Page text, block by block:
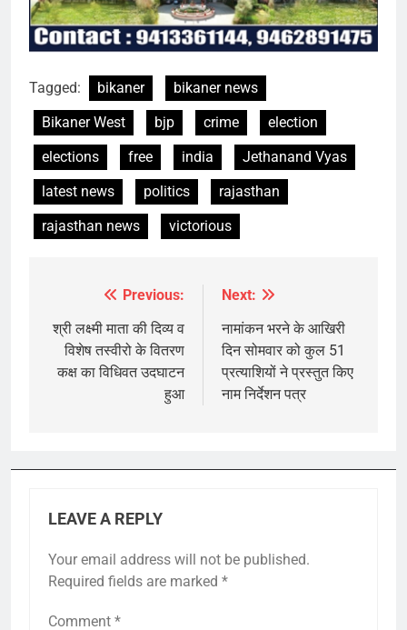
Tagged: bikaner
bikaner news
Bikaner West
bjp crime
election
elections
free india
Jethanand Vyas
latest news
politics
rajasthan
rajasthan news
victorious
navigation
Previous:
श्री लक्ष्मी माता की दिव्य व
विशेष तस्वीरो के वितरण
कक्ष का विधिवत उदघाटन
हुआ
Next:
नामांकन भरने के आखिरी
दिन सोमवार को कुल 51
प्रत्याशियों ने प्रस्तुत किए
नाम निर्देशन पत्र
LEAVE A REPLY
Your email address will not be published.
Required fields are marked *
Comment *